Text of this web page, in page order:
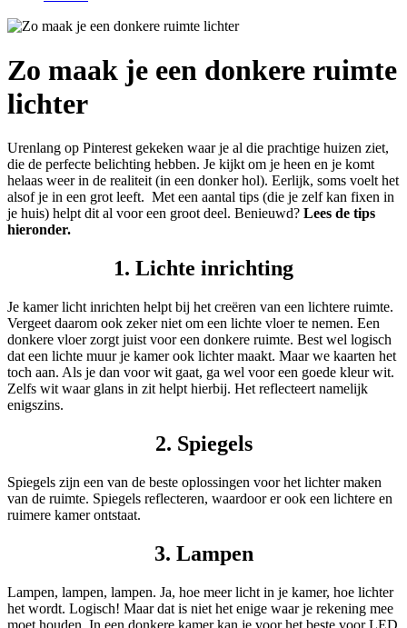
Zo maak je een donkere ruimte
lichter
Urenlang op Pinterest gekeken waar je al die prachtige huizen ziet,
die de perfecte belichting hebben. Je kijkt om je heen en je komt
helaas weer in de realiteit (in een donker hol). Eerlijk, soms voelt het
alsof je in een grot leeft. Met een aantal tips (die je zelf kan fixen in
je huis) helpt dit al voor een groot deel. Benieuwd? Lees de tips
hieronder.
1. Lichte inrichting
Je kamer licht inrichten helpt bij het creëren van een lichtere ruimte.
Vergeet daarom ook zeker niet om een lichte vloer te nemen. Een
donkere vloer zorgt juist voor een donkere ruimte. Best wel logisch
dat een lichte muur je kamer ook lichter maakt. Maar we kaarten het
toch aan. Als je dan voor wit gaat, ga wel voor een goede kleur wit.
Zelfs wit waar glans in zit helpt hierbij. Het reflecteert namelijk
enigszins.
2. Spiegels
Spiegels zijn een van de beste oplossingen voor het lichter maken
van de ruimte. Spiegels reflecteren, waardoor er ook een lichtere en
ruimere kamer ontstaat.
3. Lampen
Lampen, lampen, lampen. Ja, hoe meer licht in je kamer, hoe lichter
het wordt. Logisch! Maar dat is niet het enige waar je rekening mee
moet houden. In een donkere kamer kan je voor het beste voor LED